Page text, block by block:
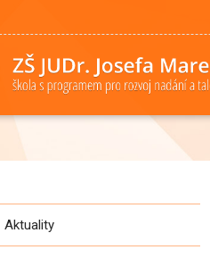
Aktuality